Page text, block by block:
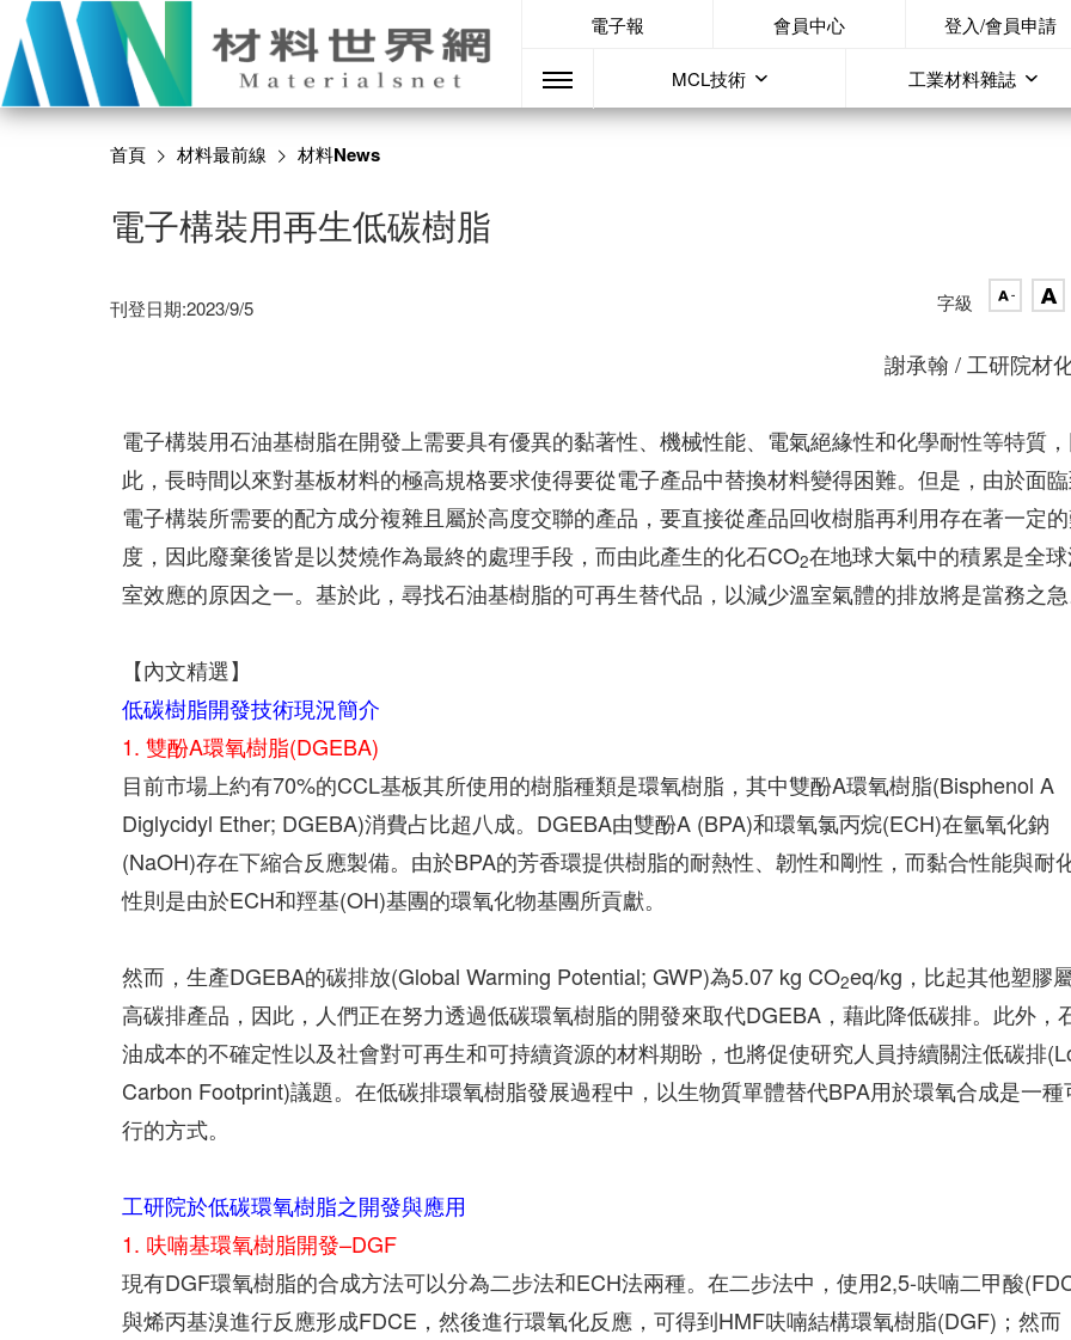
電子報 會員中心 登入/會員申請
MCL技術 工業材料雜誌
首頁 材料最前線 材料News
電子構裝用再生低碳樹脂
刊登日期:2023/9/5 字級
謝承翰 / 工研院材
電子構裝用石油基樹脂在開發上需要具有優異的黏著性、機械性能、電氣絕緣性和化學耐性等特質
此，長時間以來對基板材料的極高規格要求使得要從電子產品中替換材料變得困難。但是，由於面
電子構裝所需要的配方成分複雜且屬於高度交聯的產品，要直接從產品回收樹脂再利用存在著一定
度，因此廢棄後皆是以焚燒作為最終的處理手段，而由此產生的化石CO2在地球大氣中的積累是全
室效應的原因之一。基於此，尋找石油基樹脂的可再生替代品，以減少溫室氣體的排放將是當務之
【內文精選】
低碳樹脂開發技術現況簡介
1. 雙酚A環氧樹脂(DGEBA)
目前市場上約有70%的CCL基板其所使用的樹脂種類是環氧樹脂，其中雙酚A環氧樹脂(Bisphenol A
Diglycidyl Ether; DGEBA)消費占比超八成。DGEBA由雙酚A (BPA)和環氧氯丙烷(ECH)在氫氧化鈉
(NaOH)存在下縮合反應製備。由於BPA的芳香環提供樹脂的耐熱性、韌性和剛性，而黏合性能與耐
性則是由於ECH和羥基(OH)基團的環氧化物基團所貢獻。
然而，生產DGEBA的碳排放(Global Warming Potential; GWP)為5.07 kg CO2eq/kg，比起其他塑膠
高碳排產品，因此，人們正在努力透過低碳環氧樹脂的開發來取代DGEBA，藉此降低碳排。此外，
油成本的不確定性以及社會對可再生和可持續資源的材料期盼，也將促使研究人員持續關注低碳排
Carbon Footprint)議題。在低碳排環氧樹脂發展過程中，以生物質單體替代BPA用於環氧合成是一種
行的方式。
工研院於低碳環氧樹脂之開發與應用
1. 呋喃基環氧樹脂開發–DGF
現有DGF環氧樹脂的合成方法可以分為二步法和ECH法兩種。在二步法中，使用2,5-呋喃二甲酸
與烯丙基溴進行反應形成FDCE，然後進行環氧化反應，可得到HMF呋喃結構環氧樹脂(DGF)；然而